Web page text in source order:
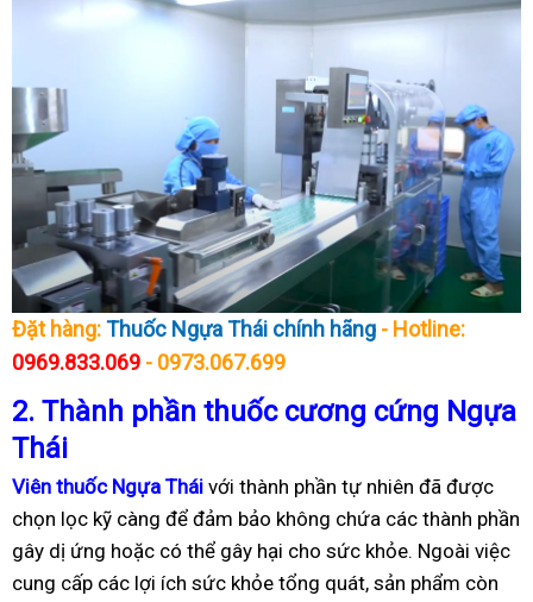
Đặt hàng:Thuốc Ngựa Thái chính hãng - Hotline:
0969.833.069 - 0973.067.699
2. Thành phần thuốc cương cứng Ngựa
Thái
Viên thuốc Ngựa Thái với thành phần tự nhiên đã được
chọn lọc kỹ càng để đảm bảo không chứa các thành phần
gây dị ứng hoặc có thể gây hại cho sức khỏe. Ngoài việc
cung cấp các lợi ích sức khỏe tổng quát, sản phẩm còn